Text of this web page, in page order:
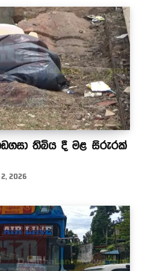
තිබිය දී මළ සිරුරක්
2026